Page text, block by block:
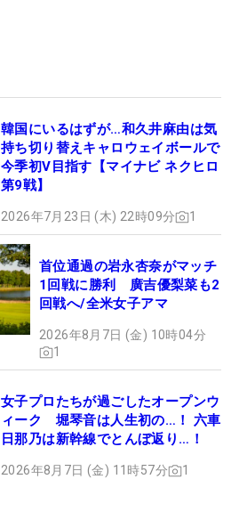
韓国にいるはずが…和久井麻由は気
持ち切り替えキャロウェイボールで
今季初V目指す【マイナビ ネクヒロ
第9戦】
2026年7月23日 (木) 22時09分 1
首位通過の岩永杏奈がマッチ
1回戦に勝利 廣吉優梨菜も2
回戦へ/全米女子アマ
2026年8月7日 (金) 10時04分
1
女子プロたちが過ごしたオープンウ
ィーク 堀琴音は人生初の…！ 六車
日那乃は新幹線でとんぼ返り…！
2026年8月7日 (金) 11時57分 1